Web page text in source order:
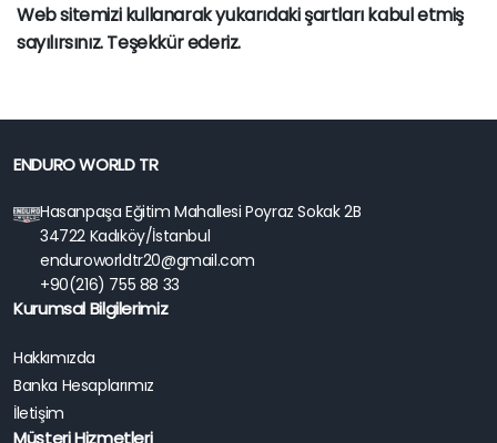
Web sitemizi kullanarak yukarıdaki şartları kabul etmiş
sayılırsınız. Teşekkür ederiz.
ENDURO WORLD TR
Hasanpaşa Eğitim Mahallesi Poyraz Sokak 2B
34722 Kadıköy/İstanbul
enduroworldtr20@gmail.com
+90(216) 755 88 33
Kurumsal Bilgilerimiz
Hakkımızda
Banka Hesaplarımız
İletişim
Müşteri Hizmetleri